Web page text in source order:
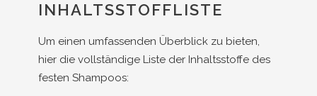
INHALTSSTOFFLISTE
Um einen umfassenden Überblick zu bieten,
hier die vollständige Liste der Inhaltsstoffe des
festen Shampoos: